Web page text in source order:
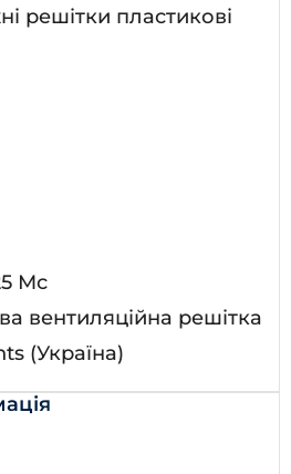
решітки пластикові
Мс
вентиляційна решітка
(Україна)